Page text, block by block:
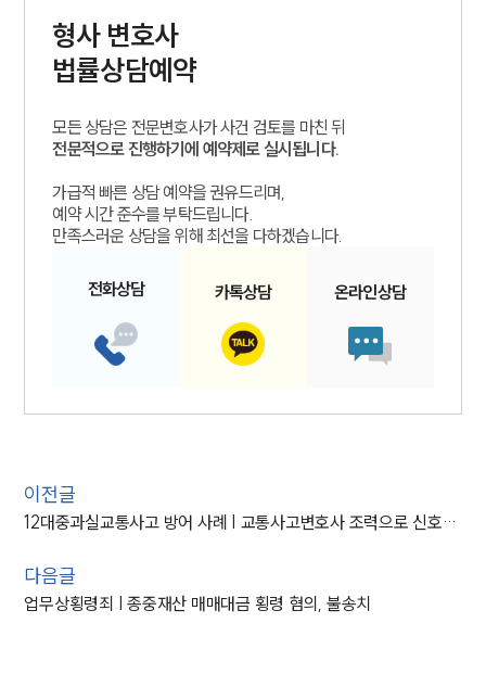
형사변호사
법률상담예약
모든 상담은 전문변호사가 사건 검토를 마친 뒤
전문적으로 진행하기에 예약제로 실시됩니다.
가급적 빠른 상담 예약을 권유드리며,
예약 시간 준수를 부탁드립니다.
만족스러운 상담을 위해 최선을 다하겠습니다.
전화상담 카톡상담 온라인상담
이전글
12대중과실교통사고 방어 사례 | 교통사고변호사 조력으로 신호위반 사망사고 혐의 의뢰인 집행유예
다음글
업무상횡령죄 | 종중재산 매매대금 횡령 혐의, 불송치